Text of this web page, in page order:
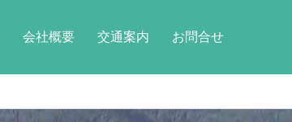
会社概要 交通案内 お問合せ